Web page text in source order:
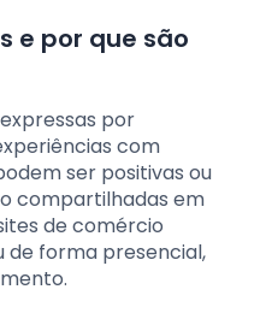
e por que são
por
com
ser positivas ou
compartilhadas em
de comércio
de forma presencial,